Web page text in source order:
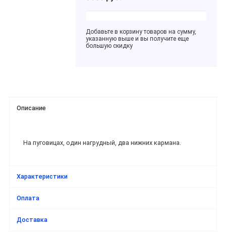
Добавьте в корзину товаров на сумму,
указанную выше и вы получите еще
большую скидку
Описание
На пуговицах, один нагрудный, два нижних кармана.
Характеристики
Оплата
Доставка